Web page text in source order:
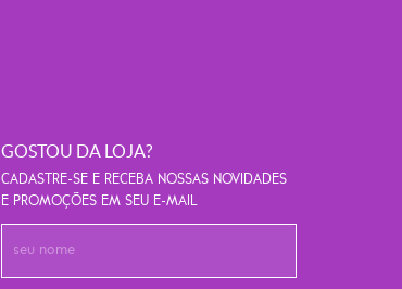
GOSTOU DA LOJA?
CADASTRE-SE E RECEBA NOSSAS NOVIDADES
E PROMOÇÕES EM SEU E-MAIL